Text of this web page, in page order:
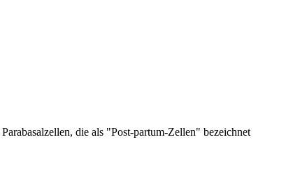
die als "Post-partum-Zellen" bezeichnet